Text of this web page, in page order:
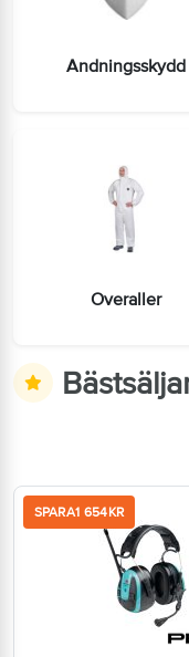
Andningsskydd
Overaller
SPARA1 654KR